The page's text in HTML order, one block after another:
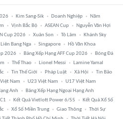
Kim Sang-Sik Doanh Nghiệp
Năm
Vịnh Bắc Bộ ASEAN Cup
Nguyễn Văn Hợi
Cup 2026 Xuân Son Tô Lâm
Khánh Sky
Liên Bang Nga Singapore
Hồ Văn Khoa
2026 Bảng Xếp Hạng AFF Cup 2026
Bóng Đá
Thể Thao Lionel Messi
Lamine Yamal
Tin Thế Giới Pháp Luật Xã Hội
Tin Bão
Nam U23 Việt Nam
U17 Việt Nam
Anh
Bảng Xếp Hạng Ngoại Hạng Anh
Kết Quả Vietlott Power 6/55
Kết Quả Xổ Số
Xổ Số Miền Trung Giao Thông
Thời Sự